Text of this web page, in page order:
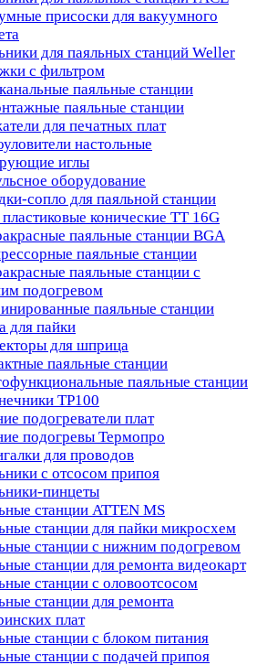
присоски для вакуумного
для паяльных станций Weller
с фильтром
паяльные станции
паяльные станции
для печатных плат
настольные
иглы
оборудование
сопло для паяльной станции
конические TT 16G
паяльные станции BGA
паяльные станции
паяльные станции с
подогревом
паяльные станции
для пайки
для шприца
паяльные станции
паяльные станции
TP100
подогреватели плат
подогревы Термопро
для проводов
с отсосом припоя
пинцеты
станции ATTEN MS
станции для пайки микросхем
станции с нижним подогревом
станции для ремонта видеокарт
станции с оловоотсосом
станции для ремонта
плат
станции с блоком питания
станции с подачей припоя